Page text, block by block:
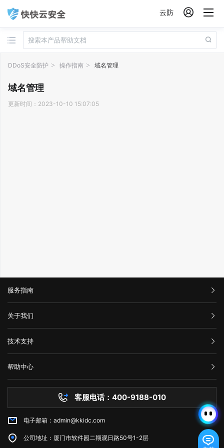
云防 
DDoS安全防护 操作指南 域名管理
域名管理
更新时间：2023-10-10 15:07:05
服务指南
汇款信息
购买流程
服务条款
关于我们
公司介绍
举报中心
隐私声明
技术支持
网站备案
技术文档
帮助中心
服务器问题
市场资讯
客服电话：400-9188-010
电子邮箱：admin@kkidc.com
公司地址：厦门市软件园二期观日路50号1-2层